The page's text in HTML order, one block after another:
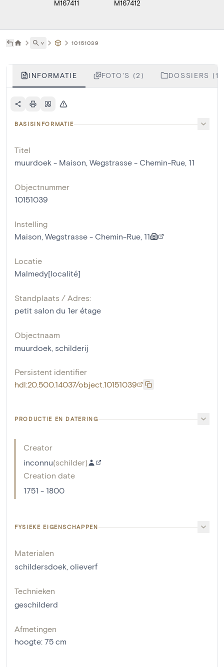
M167411 M167412
˅ 10151039
INFORMATIE FOTO'S (2) DOSSIERS (1)
BASISINFORMATIE
Titel
muurdoek - Maison, Wegstrasse - Chemin-Rue, 11
Objectnummer
10151039
Instelling
Maison, Wegstrasse - Chemin-Rue, 11
Locatie
Malmedy[localité]
Standplaats / Adres:
petit salon du 1er étage
Objectnaam
muurdoek, schilderij
Persistent identifier
hdl:20.500.14037/object.10151039
PRODUCTIE EN DATERING
Creator
inconnu(schilder)
Creation date
1751 - 1800
FYSIEKE EIGENSCHAPPEN
Materialen
schildersdoek, olieverf
Technieken
geschilderd
Afmetingen
hoogte: 75 cm